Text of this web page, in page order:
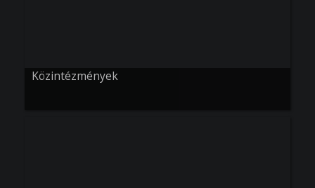
Közintézmények